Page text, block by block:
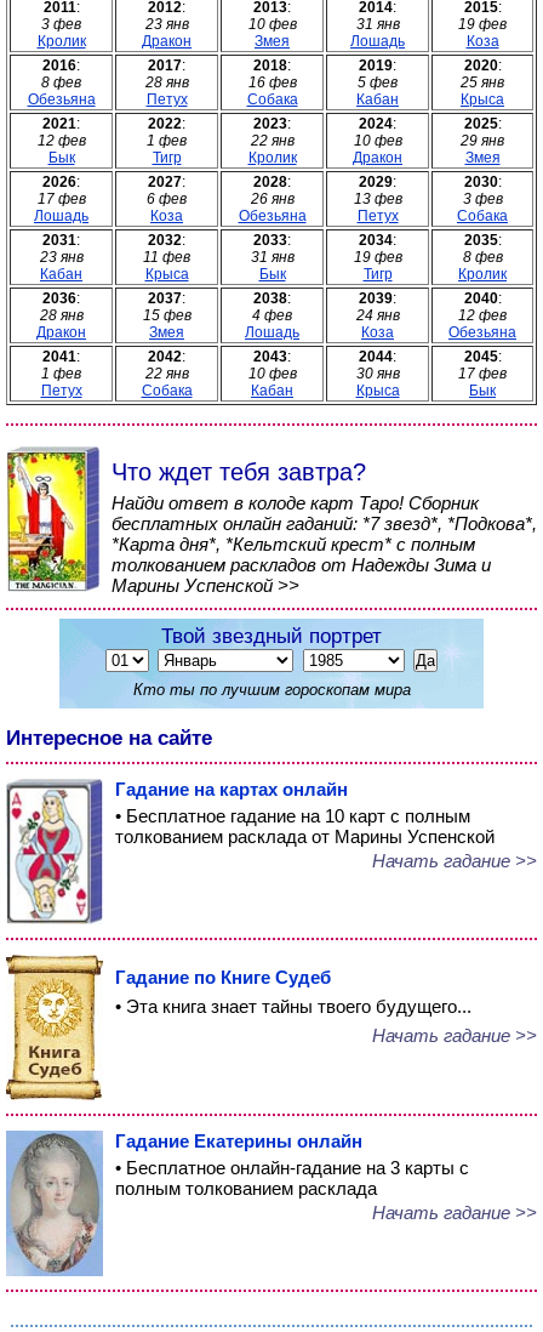
2011:
3 фев
Кролик
2012:
23 янв
Дракон
2013:
10 фев
Змея
2014:
31 янв
Лошадь
2015:
19 фев
Коза
2016:
8 фев
Обезьяна
2017:
28 янв
Петух
2018:
16 фев
Собака
2019:
5 фев
Кабан
2020:
25 янв
Крыса
2021:
12 фев
Бык
2022:
1 фев
Тигр
2023:
22 янв
Кролик
2024:
10 фев
Дракон
2025:
29 янв
Змея
2026:
17 фев
Лошадь
2027:
6 фев
Коза
2028:
26 янв
Обезьяна
2029:
13 фев
Петух
2030:
3 фев
Собака
2031:
23 янв
Кабан
2032:
11 фев
Крыса
2033:
31 янв
Бык
2034:
19 фев
Тигр
2035:
8 фев
Кролик
2036:
28 янв
Дракон
2037:
15 фев
Змея
2038:
4 фев
Лошадь
2039:
24 янв
Коза
2040:
12 фев
Обезьяна
2041:
1 фев
Петух
2042:
22 янв
Собака
2043:
10 фев
Кабан
2044:
30 янв
Крыса
2045:
17 фев
Бык
Что ждет тебя завтра?
Найди ответ в колоде карт Таро! Сборник
бесплатных онлайн гаданий: *7 звезд*, *Подкова*,
*Карта дня*, *Кельтский крест* с полным
толкованием раскладов от Надежды Зима и
Марины Успенской >>
Твой звездный портрет
Кто ты по лучшим гороскопам мира
Интересное на сайте
Гадание на картах онлайн
• Бесплатное гадание на 10 карт с полным
толкованием расклада от Марины Успенской
Начать гадание >>
Гадание по Книге Судеб
• Эта книга знает тайны твоего будущего...
Начать гадание >>
Гадание Екатерины онлайн
• Бесплатное онлайн-гадание на 3 карты с
полным толкованием расклада
Начать гадание >>